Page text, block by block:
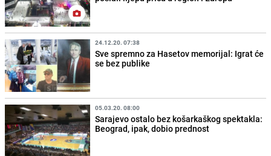
24.12.20. 07:38
Sve spremno za Hasetov memorijal: Igrat će
se bez publike
05.03.20. 08:00
Sarajevo ostalo bez košarkaškog spektakla:
Beograd, ipak, dobio prednost